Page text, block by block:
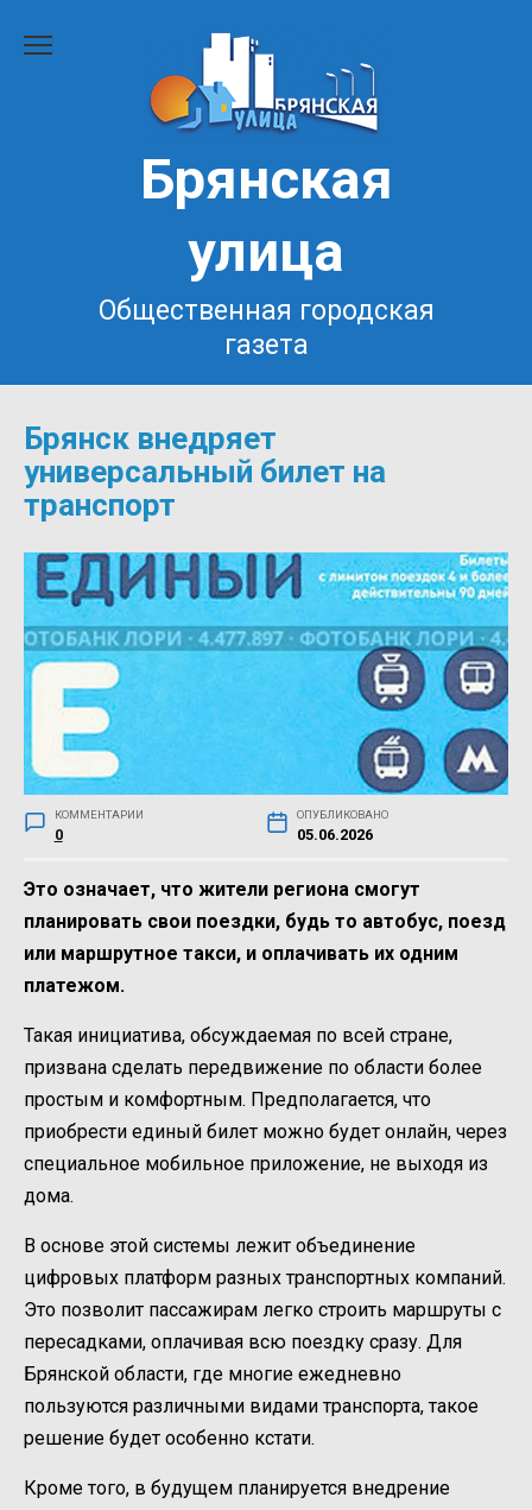
Брянская
улица
Общественная городская
газета
Брянск внедряет
универсальный билет на
транспорт
КОММЕНТАРИИ
0
ОПУБЛИКОВАНО
05.06.2026
Это означает, что жители региона смогут
планировать свои поездки, будь то автобус, поезд
или маршрутное такси, и оплачивать их одним
платежом.
Такая инициатива, обсуждаемая по всей стране,
призвана сделать передвижение по области более
простым и комфортным. Предполагается, что
приобрести единый билет можно будет онлайн, через
специальное мобильное приложение, не выходя из
дома.
В основе этой системы лежит объединение
цифровых платформ разных транспортных компаний.
Это позволит пассажирам легко строить маршруты с
пересадками, оплачивая всю поездку сразу. Для
Брянской области, где многие ежедневно
пользуются различными видами транспорта, такое
решение будет особенно кстати.
Кроме того, в будущем планируется внедрение